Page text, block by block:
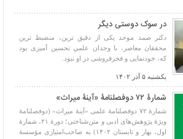
در سوک دوستی دیگر
دکتر صمد موحد یکی از دقیق ترین، منضبط ترین
محققان معاصر، با وجدان علمیِ تحسین آمیزی بود
که، خودنمایی و فخرفروشی در او نبود.
یکشنبه ۵ آذر ۱۴۰۲
شمارۀ ۷۲ دوفصلنامۀ «آینۀ میراث»
شمارۀ ۷۲ دوفصلنامۀ علمی «آینۀ میراث» (دوفصلنامۀ
ویژۀ پژوهش‌های ادبی و متن‌شناختی؛ دورۀ ۲۱، شمارۀ
اول، بهار و تابستان ۱۴۰۲) به صاحب‌امتیازی مؤسسۀ